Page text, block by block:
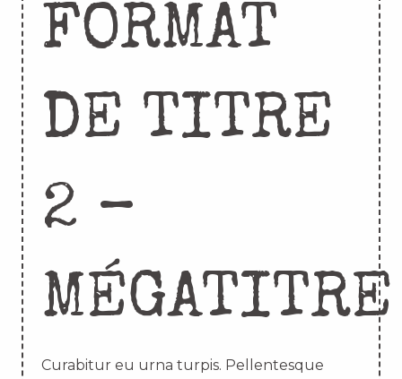
FORMAT
DE TITRE
2 –
MÉGATITRE
Curabitur eu urna turpis. Pellentesque